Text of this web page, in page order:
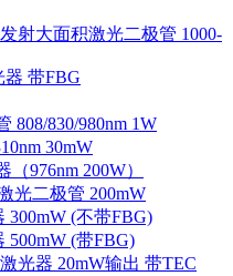
发射大面积激光二极管 1000-
器 带FBG
808/830/980nm 1W
30mW
976nm 200W）
光二极管 200mW
300mW (不带FBG)
500mW (带FBG)
光器 20mW输出 带TEC